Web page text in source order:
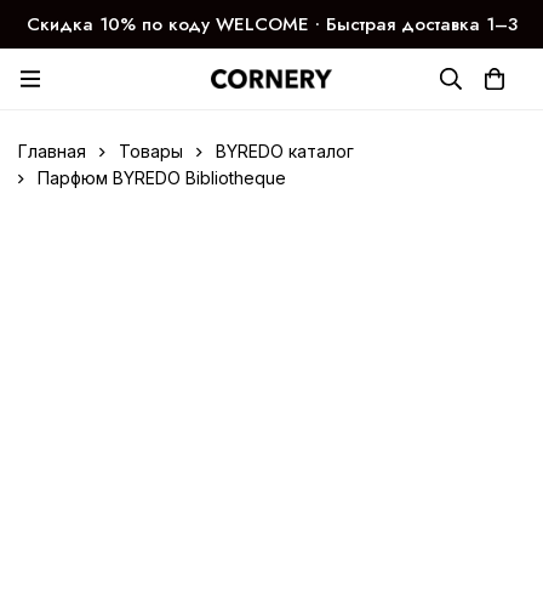
Скидка 10% по коду WELCOME ∙ Быстрая доставка 1–3
дня
Главная Товары
BYREDO каталог
Парфюм BYREDO Bibliotheque